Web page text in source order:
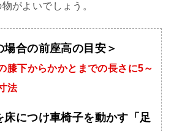
がよいでしょう。
場合の前座高の目安＞
膝下からかかとまでの長さに5～
法
床につけ車椅子を動かす「足